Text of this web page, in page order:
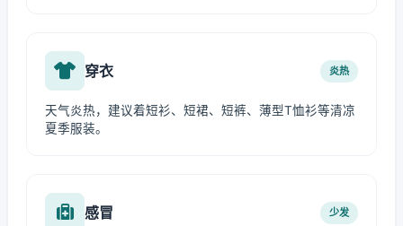
穿衣 炎热
天气炎热，建议着短衫、短裙、短裤、薄型T恤衫等清凉
夏季服装。
感冒 少发